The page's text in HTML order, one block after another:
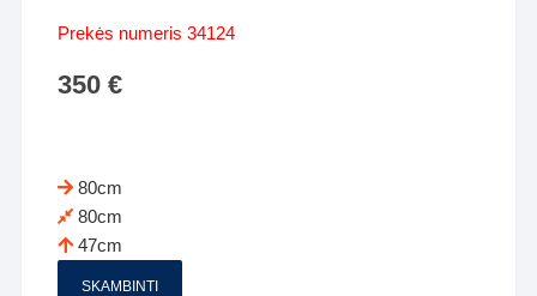
Prekės numeris 34124
350€
80cm
80cm
47cm
SKAMBINTI